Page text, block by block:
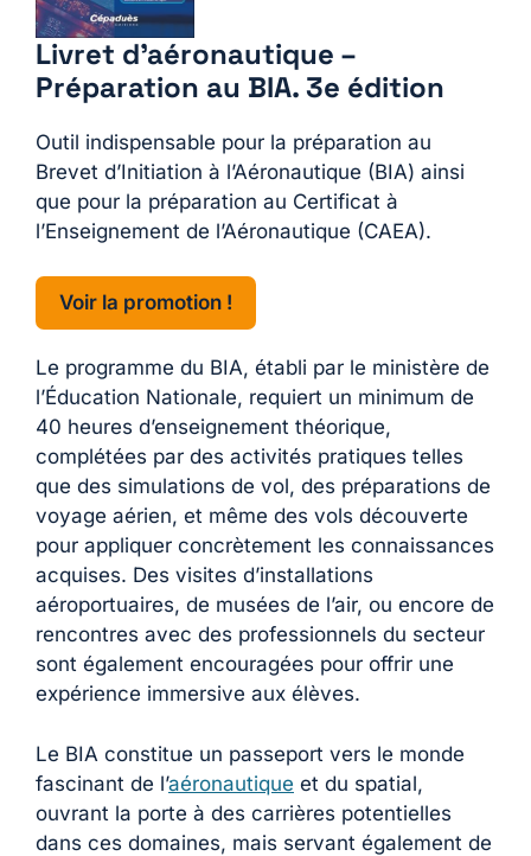
Livret d’aéronautique –
Préparation au BIA. 3e édition
Outil indispensable pour la préparation au
Brevet d’Initiation à l’Aéronautique (BIA) ainsi
que pour la préparation au Certificat à
l’Enseignement de l’Aéronautique (CAEA).
Voir la promotion !
Le programme du BIA, établi par le ministère de
l’Éducation Nationale, requiert un minimum de
40 heures d’enseignement théorique,
complétées par des activités pratiques telles
que des simulations de vol, des préparations de
voyage aérien, et même des vols découverte
pour appliquer concrètement les connaissances
acquises. Des visites d’installations
aéroportuaires, de musées de l’air, ou encore de
rencontres avec des professionnels du secteur
sont également encouragées pour offrir une
expérience immersive aux élèves.
Le BIA constitue un passeport vers le monde
fascinant de l’aéronautique et du spatial,
ouvrant la porte à des carrières potentielles
dans ces domaines, mais servant également de